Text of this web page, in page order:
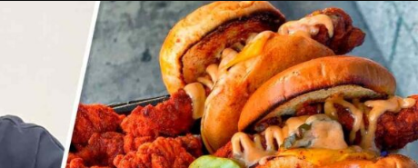
Taylor Swift officieel getrouwd met Travis
Kelce
1 month ago